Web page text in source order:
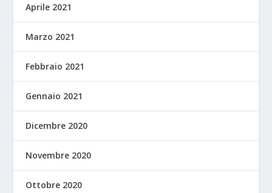
Aprile 2021
Marzo 2021
Febbraio 2021
Gennaio 2021
Dicembre 2020
Novembre 2020
Ottobre 2020